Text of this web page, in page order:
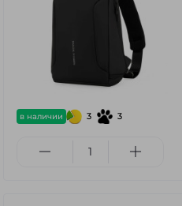
в наличии 3 3